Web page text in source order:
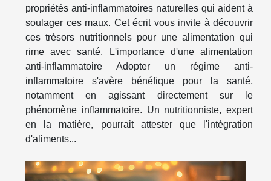
propriétés anti-inflammatoires naturelles qui aident à
soulager ces maux. Cet écrit vous invite à découvrir
ces trésors nutritionnels pour une alimentation qui
rime avec santé. L'importance d'une alimentation
anti-inflammatoire Adopter un régime anti-
inflammatoire s'avère bénéfique pour la santé,
notamment en agissant directement sur le
phénomène inflammatoire. Un nutritionniste, expert
en la matière, pourrait attester que l'intégration
d'aliments...